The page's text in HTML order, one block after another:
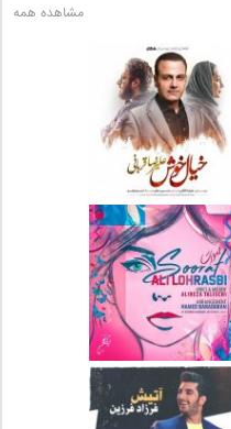
مشاهده همه
دانلود آهنگ جدید علیرضا
قربانی بنام خیال خوش
دانلود آهنگ جدید علی
لهراسبی بنام صورت